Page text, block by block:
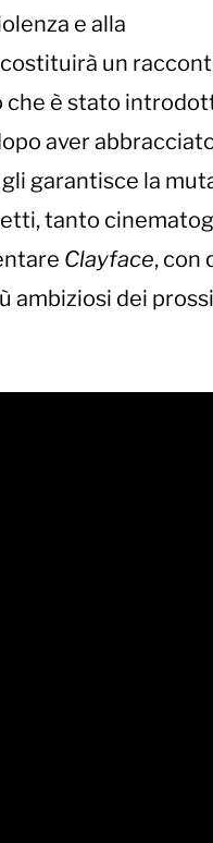
e alla
un
che è stato
aver
garantisce la
tanto
Clayface, con
ambiziosi dei